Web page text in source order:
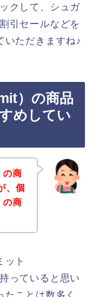
クして、シュガ
引セールなどを
いただきますね♪
）の商品
めしてい
商
、個
の商
ット
っていると思い
ことは数多く